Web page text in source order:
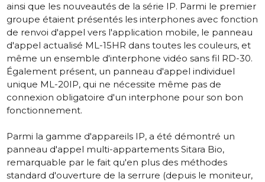
ainsi que les nouveautés de la série IP. Parmi le premier
groupe étaient présentés les interphones avec fonction
de renvoi d'appel vers l'application mobile, le panneau
d'appel actualisé ML-15HR dans toutes les couleurs, et
même un ensemble d'interphone vidéo sans fil RD-30.
Également présent, un panneau d'appel individuel
unique ML-20IP, qui ne nécessite même pas de
connexion obligatoire d'un interphone pour son bon
fonctionnement.
Parmi la gamme d'appareils IP, a été démontré un
panneau d'appel multi-appartements Sitara Bio,
remarquable par le fait qu'en plus des méthodes
standard d'ouverture de la serrure (depuis le moniteur,